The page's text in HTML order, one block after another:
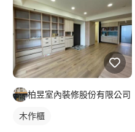
柏昱室內裝修股份有限公司
木作櫃